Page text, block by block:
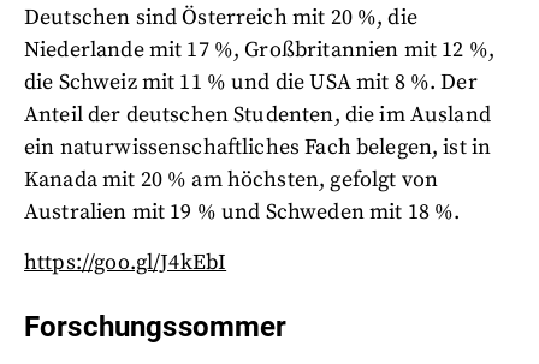
Deutschen sind Österreich mit 20 %, die
Niederlande mit 17 %, Großbritannien mit 12 %,
die Schweiz mit 11 % und die USA mit 8 %. Der
Anteil der deutschen Studenten, die im Ausland
ein naturwissenschaftliches Fach belegen, ist in
Kanada mit 20 % am höchsten, gefolgt von
Australien mit 19 % und Schweden mit 18 %.
https://goo.gl/J4kEbI
Forschungssommer